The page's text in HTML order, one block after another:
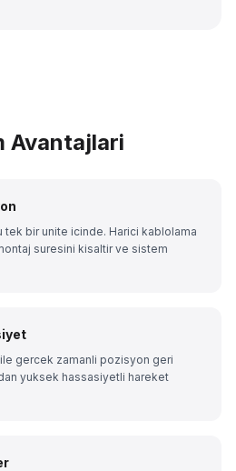
Avantajlari
tek bir unite icinde. Harici kablolama
suresini kisaltir ve sistem
gercek zamanli pozisyon geri
yuksek hassasiyetli hareket